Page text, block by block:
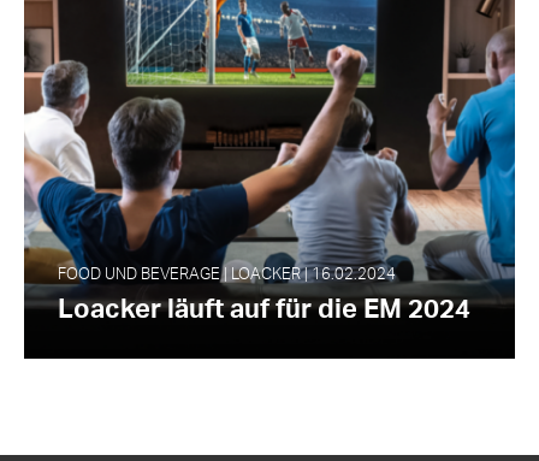
FOOD UND BEVERAGE | LOACKER | 16.02.2024
Loacker läuft auf für die EM 2024